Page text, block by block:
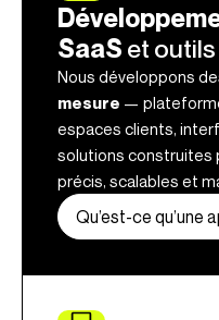
SaaS et
Nous développons
mesure —
espaces clients,
solutions construites
précis, scalables et
Qu’est-ce qu’une